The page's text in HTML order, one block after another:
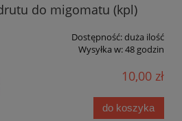
do migomatu (kpl)
Dostępność:duża ilość
Wysyłka w:48 godzin
10,00 zł
do koszyka